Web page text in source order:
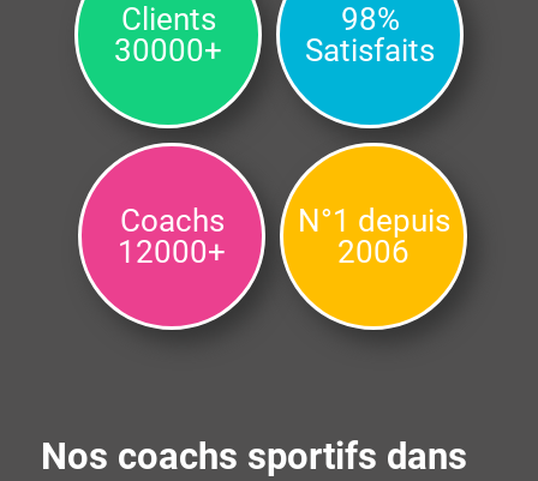
Clients
30000+
98%
Satisfaits
Coachs
12000+
N°1 depuis
2006
Nos coachs sportifs dans